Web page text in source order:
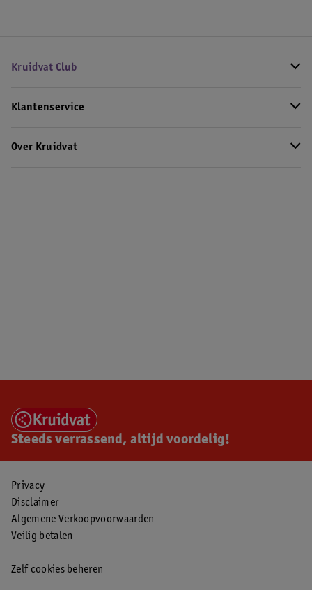
Kruidvat Club
Klantenservice
Over Kruidvat
Steeds verrassend, altijd voordelig!
Privacy
Disclaimer
Algemene Verkoopvoorwaarden
Veilig betalen
Zelf cookies beheren